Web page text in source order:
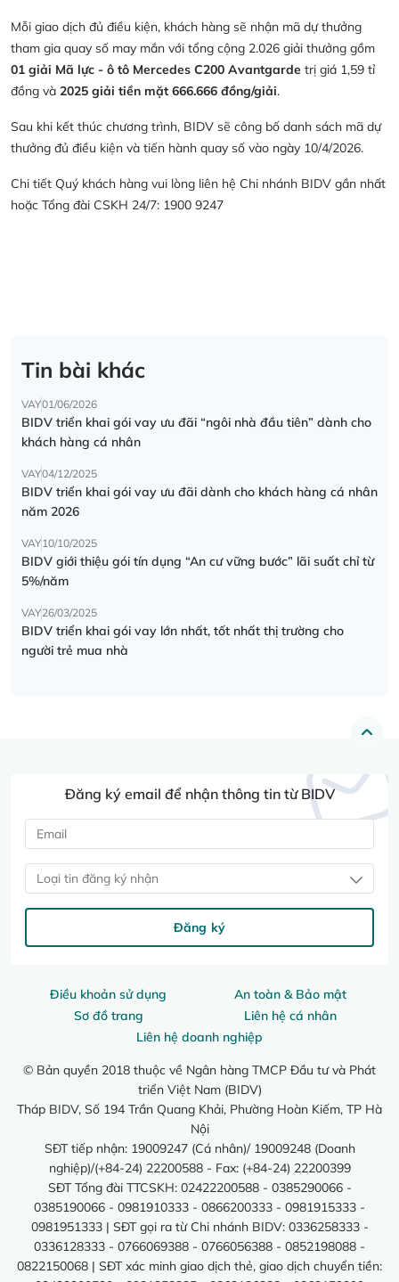
Mỗi giao dịch đủ điều kiện, khách hàng sẽ nhận mã dự thưởng
tham gia quay số may mắn với tổng cộng 2.026 giải thưởng gồm
01 giải Mã lực - ô tô Mercedes C200 Avantgarde trị giá 1,59 tỉ
đồng và 2025 giải tiền mặt 666.666 đồng/giải.
Sau khi kết thúc chương trình, BIDV sẽ công bố danh sách mã dự
thưởng đủ điều kiện và tiến hành quay số vào ngày 10/4/2026.
Chi tiết Quý khách hàng vui lòng liên hệ Chi nhánh BIDV gần nhất
hoặc Tổng đài CSKH 24/7: 1900 9247
Tin bài khác
VAY01/06/2026
BIDV triển khai gói vay ưu đãi “ngôi nhà đầu tiên” dành cho
khách hàng cá nhân
VAY04/12/2025
BIDV triển khai gói vay ưu đãi dành cho khách hàng cá nhân
năm 2026
VAY10/10/2025
BIDV giới thiệu gói tín dụng “An cư vững bước” lãi suất chỉ từ
5%/năm
VAY26/03/2025
BIDV triển khai gói vay lớn nhất, tốt nhất thị trường cho
người trẻ mua nhà
Điều khoản sử dụng
An toàn & Bảo mật
Sơ đồ trang
Liên hệ cá nhân
Liên hệ doanh nghiệp
© Bản quyền 2018 thuộc về Ngân hàng TMCP Đầu tư và Phát
triển Việt Nam (BIDV)
Tháp BIDV, Số 194 Trần Quang Khải, Phường Hoàn Kiếm, TP Hà
Nội
SĐT tiếp nhận: 19009247 (Cá nhân)/ 19009248 (Doanh
nghiệp)/(+84-24) 22200588 - Fax: (+84-24) 22200399
SĐT Tổng đài TTCSKH: 02422200588 - 0385290066 -
0385190066 - 0981910333 - 0866200333 - 0981915333 -
0981951333 | SĐT gọi ra từ Chi nhánh BIDV: 0336258333 -
0336128333 - 0766069388 - 0766056388 - 0852198088 -
0822150068 | SĐT xác minh giao dịch thẻ, giao dịch chuyển tiền:
Đăng ký email để nhận thông tin từ BIDV
Loại tin đăng ký nhận
Đăng ký